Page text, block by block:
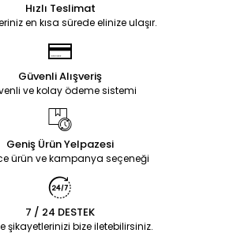
Hızlı Teslimat
en kısa sürede elinize ulaşır.
Güvenli Alışveriş
ve kolay ödeme sistemi
Geniş Ürün Yelpazesi
ürün ve kampanya seçeneği
7 / 24 DESTEK
şikayetlerinizi bize iletebilirsiniz.